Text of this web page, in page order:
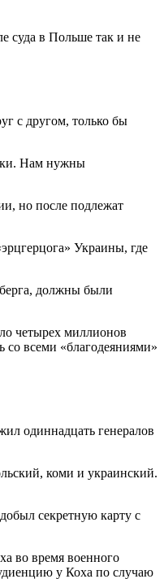
суда в Польше так и не
с другом, только бы
Нам нужны
но после подлежат
Украины, где
должны были
четырех миллионов
всеми «благодеяниями»
одиннадцать генералов
коми и украинский.
секретную карту с
во время военного
у Коха по случаю